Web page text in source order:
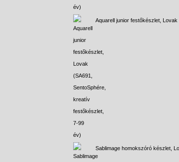
Aquarell junior festőkészlet, Lovak
Sablimage homokszóró készlet,